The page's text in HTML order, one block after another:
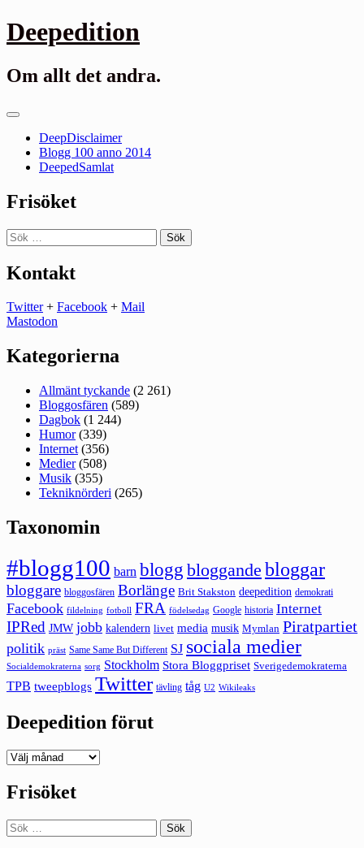
Gå
till
Deepedition
Om allt det andra.
Primär
DeepDisclaimer
Blogg 100 anno 2014
DeepedSamlat
Frisöket
Sök
efter:
Kontakt
Twitter+ Facebook + Mail
Mastodon
Kategorierna
Allmänt tyckande (2 261)
Bloggosfären (589)
Dagbok (1 244)
Humor(339)
Internet (356)
Medier(508)
Musik (355)
Tekniknörderi (265)
Taxonomin
#blogg100 barn blogg bloggande bloggar
bloggare bloggosfären Borlänge Brit Stakston deepedition demokrati
Facebook fildelning fotboll FRA födelsedag Google historia Internet
IPRed JMW jobb kalendern livet media musik Mymlan Piratpartiet
politik präst Same Same But Different SJ sociala medier
Socialdemokraterna sorg Stockholm Stora Bloggpriset Sverigedemokraterna
TPB tweepblogs Twitter tävling tåg U2 Wikileaks
Deepedition förut
Deepedition
Frisöket
Sök
efter: